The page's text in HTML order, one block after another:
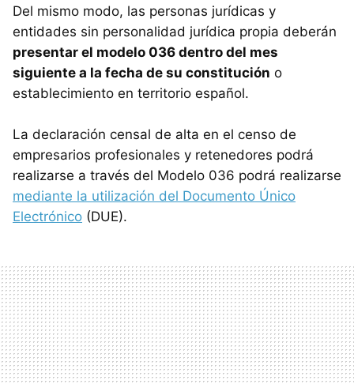
Del mismo modo, las personas jurídicas y
entidades sin personalidad jurídica propia deberán
presentar el modelo 036 dentro del mes
siguiente a la fecha de su constitución o
establecimiento en territorio español.
La declaración censal de alta en el censo de
empresarios profesionales y retenedores podrá
realizarse a través del Modelo 036 podrá realizarse
mediante la utilización del Documento Único
Electrónico (DUE).